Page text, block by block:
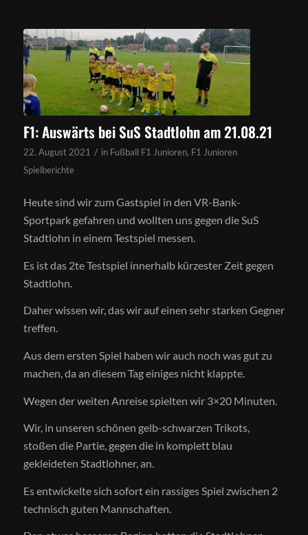
F1: Auswärts bei SuS Stadtlohn am 21.08.21
22. August 2021 / in Fußball F1 Junioren, F1 Junioren
Spielberichte
Heute sind wir zum Gastspiel in den VR-Bank-
Sportpark gefahren und wollten uns gegen die SuS
Stadtlohn in einem Testspiel messen.
Es ist das 2te Testspiel innerhalb kürzester Zeit gegen
Stadtlohn.
Daher wissen wir, das wir auf einen sehr starken Gegner
treffen.
Aus dem ersten Spiel haben wir auch noch was gut zu
machen, da an diesem Tag einiges nicht klappte.
Wegen der weiten Anreise spielten wir 3×20 Minuten.
Wir, in unseren schönen gelb-schwarzen Trikots,
stoßen die Partie, gegen die in komplett blau
gekleideten Stadtlohner, an.
Es entwickelte sich sofort ein rassiges Spiel zwischen 2
technisch guten Mannschaften.